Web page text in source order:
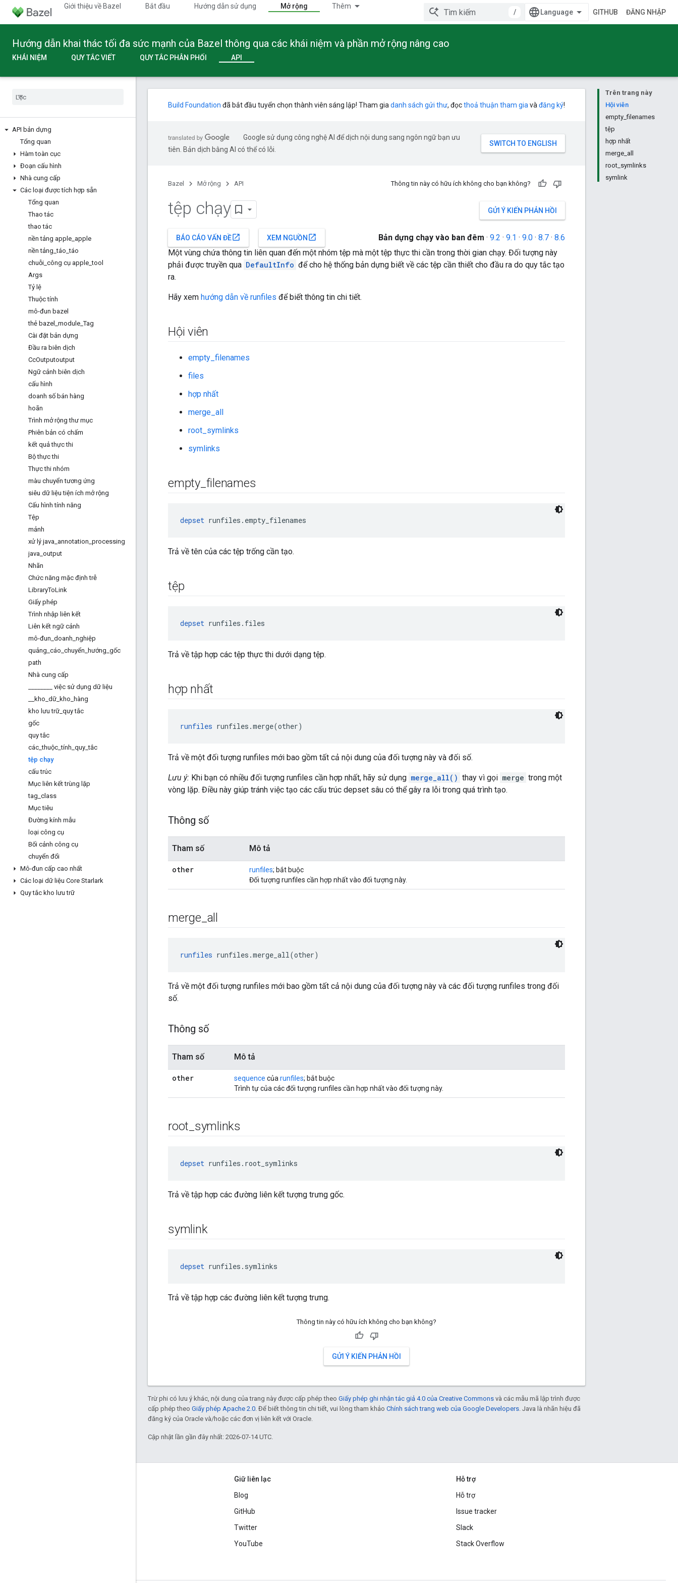
Giới thiệu về Bazel Bắt đầu Hướng dẫn sử dụng Mở rộng Thêm
/ GITHUB ĐĂNG NHẬP
Hướng dẫn khai thác tối đa sức mạnh của Bazel thông qua các khái niệm và phần mở rộng nâng cao
KHÁI NIỆM QUY TẮC VIẾT QUY TẮC PHÂN PHỐI API
API bản dựng
Tổng quan
Hàm toàn cục
Đoạn cấu hình
Nhà cung cấp
Các loại được tích hợp sẵn
Tổng quan
Thao tác
thao tác
nền tảng apple apple
nền tảng _táo _táo
chuỗi công cụ apple _tool
Args
Tỷ lệ
Thuộc tính
mô-đun bazel
thẻ bazel module _Tag
Cài đặt bản dựng
Đầu ra biên dịch
CcOutputoutput
Ngữ cảnh biên dịch
cấu hình
doanh số bán hàng
hoãn
Trình mở rộng thư mục
Phiên bản có chấm
kết quả thực thi
Bộ thực thi
Thực thi nhóm
màu chuyển tương ứng
siêu dữ liệu tiện ích mở rộng
Cấu hình tính năng
Tệp
mảnh
xử lý java annotation processing
java output
Nhãn
Chức năng mặc định trễ
LibraryToLink
Giấy phép
Trình nhập liên kết
Liên kết ngữ cảnh
mô-đun doanh nghiệp
quảng cáo chuyển hướng gốc
path
Nhà cung cấp
việc sử dụng dữ liệu
kho dữ kho hàng
kho lưu trữ quy tắc
gốc
quy tắc
các _thuộc _tính quy _tắc
tệp chạy
cấu trúc
Mục liên kết trùng lặp
tag class
Mục tiêu
Đường kính mẫu
loại công cụ
Bối cảnh công cụ
chuyển đổi
Mô-đun cấp cao nhất
Các loại dữ liệu Core Starlark
Quy tắc kho lưu trữ
Trên trang này
Hội viên
empty_filenames
tệp
hợp nhất
merge_all
root_symlinks
symlink
Build Foundation đã bắt đầu tuyển chọn thành viên sáng lập! Tham gia danh sách gửi thư, đọcthoả thuận tham gia và đăng ký!
Google sử dụng công nghệ AI để dịch nội dung sang ngôn ngữ bạn ưu
tiên. Bản dịch bằng AI có thể có lỗi.
Bazel Mở rộng API Thông tin này có hữu ích không cho bạn không?
GỬI Ý KIẾN PHẢN HỒI
tệp chạy
BÁO CÁO VẤN ĐỀopen_in_new XEM NGUỒN open_in_new Bản dựng chạy vào ban đêm · 9.2 · 9.1 · 9.0 · 8.7 · 8.6
Một vùng chứa thông tin liên quan đến một nhóm tệp mà một tệp thực thi cần trong thời gian chạy. Đối tượng này
phải được truyền qua DefaultInfo để cho hệ thống bản dựng biết về các tệp cần thiết cho đầu ra do quy tắc tạo
ra.
Hãy xem hướng dẫn về runfiles để biết thông tin chi tiết.
Hội viên
empty_filenames
files
hợp nhất
merge_all
root_symlinks
symlinks
empty_ filenames
depset runfiles.empty_filenames
Trả về tên của các tệp trống cần tạo.
tệp
depset runfiles.files
Trả về tập hợp các tệp thực thi dưới dạng tệp.
hợp nhất
runfiles runfiles.merge(other)
Trả về một đối tượng runfiles mới bao gồm tất cả nội dung của đối tượng này và đối số.
Lưu ý: Khi bạn có nhiều đối tượng runfiles cần hợp nhất, hãy sử dụng merge_all() thay vì gọi merge trong một
vòng lặp. Điều này giúp tránh việc tạo các cấu trúc depset sâu có thể gây ra lỗi trong quá trình tạo.
Thông số
Tham số Mô tả
other runfiles; bắt buộc
Đối tượng runfiles cần hợp nhất vào đối tượng này.
merge all
runfiles runfiles.merge_all(other)
Trả về một đối tượng runfiles mới bao gồm tất cả nội dung của đối tượng này và các đối tượng runfiles trong đối
số.
Thông số
Tham số Mô tả
other sequence của runfiles; bắt buộc
Trình tự của các đối tượng runfiles cần hợp nhất vào đối tượng này.
root symlinks
depset runfiles.root_symlinks
Trả về tập hợp các đường liên kết tượng trưng gốc.
symlink
depset runfiles.symlinks
Trả về tập hợp các đường liên kết tượng trưng.
Thông tin này có hữu ích không cho bạn không?
GỬI Ý KIẾN PHẢN HỒI
Trừ phi có lưu ý khác, nội dung của trang này được cấp phép theo Giấy phép ghi nhận tác giả 4.0 của Creative Commons và các mẫu mã lập trình được
cấp phép theo Giấy phép Apache 2.0. Để biết thông tin chi tiết, vui lòng tham khảo Chính sách trang web của Google Developers. Java là nhãn hiệu đã
đăng ký của Oracle và/hoặc các đơn vị liên kết với Oracle.
Cập nhật lần gần đây nhất: 2026-07-14 UTC.
Giữ liên lạc
Blog
GitHub
Twitter
YouTube
Hỗ trợ
Hỗ trợ
Issue tracker
Slack
Stack Overflow